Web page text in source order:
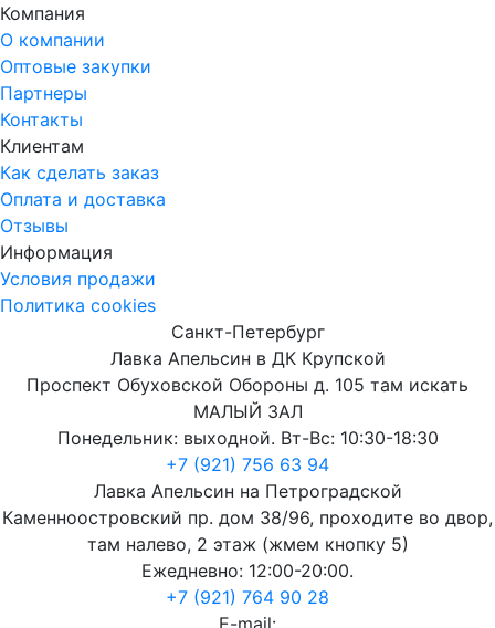
Компания
О компании
Оптовые закупки
Партнеры
Контакты
Клиентам
Как сделать заказ
Оплата и доставка
Отзывы
Информация
Условия продажи
Политика cookies
Санкт-Петербург
Лавка Апельсин в ДК Крупской
Проспект Обуховской Обороны д. 105 там искать
МАЛЫЙ ЗАЛ
Понедельник: выходной. Вт-Вс: 10:30-18:30
+7 (921) 756 63 94
Лавка Апельсин на Петроградской
Каменноостровский пр. дом 38/96, проходите во двор,
там налево, 2 этаж (жмем кнопку 5)
Ежедневно: 12:00-20:00.
+7 (921) 764 90 28
E-mail: